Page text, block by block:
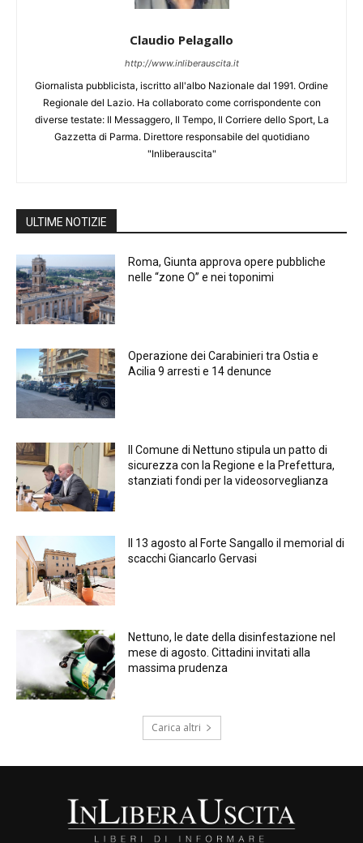
Claudio Pelagallo
http://www.inliberauscita.it
Giornalista pubblicista, iscritto all'albo Nazionale dal 1991. Ordine
Regionale del Lazio. Ha collaborato come corrispondente con
diverse testate: Il Messaggero, Il Tempo, Il Corriere dello Sport, La
Gazzetta di Parma. Direttore responsabile del quotidiano
"Inliberauscita"
ULTIME NOTIZIE
Roma, Giunta approva opere pubbliche
nelle “zone O” e nei toponimi
Operazione dei Carabinieri tra Ostia e
Acilia 9 arresti e 14 denunce
Il Comune di Nettuno stipula un patto di
sicurezza con la Regione e la Prefettura,
stanziati fondi per la videosorveglianza
Il 13 agosto al Forte Sangallo il memorial di
scacchi Giancarlo Gervasi
Nettuno, le date della disinfestazione nel
mese di agosto. Cittadini invitati alla
massima prudenza
Carica altri